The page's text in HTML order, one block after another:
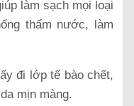
làm sạch mọi loại
thấm nước, làm
đi lớp tế bào chết,
mịn màng.